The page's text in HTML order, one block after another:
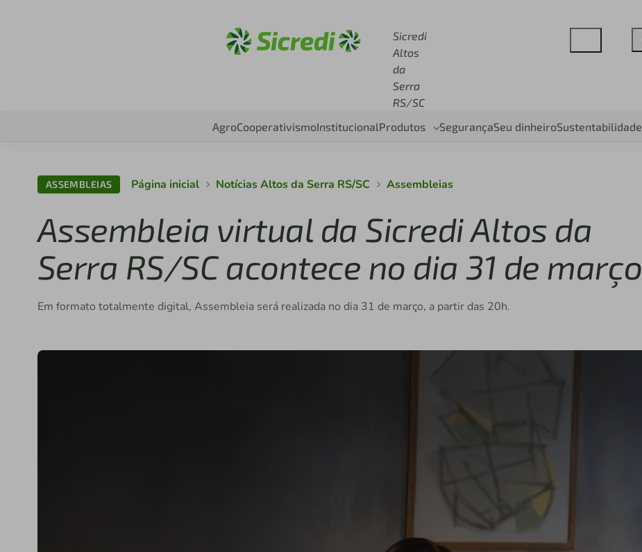
Sicredi
Altos
da
Serra
RS/SC
AgroCooperativismoInstitucionalProdutos SegurançaSeu dinheiroSustentabilidade
ASSEMBLEIAS Página inicial Notícias Altos da Serra RS/SC Assembleias
Assembleia virtual da Sicredi Altos da
Serra RS/SC acontece no dia 31 de março
Em formato totalmente digital, Assembleia será realizada no dia 31 de março, a partir das 20h.